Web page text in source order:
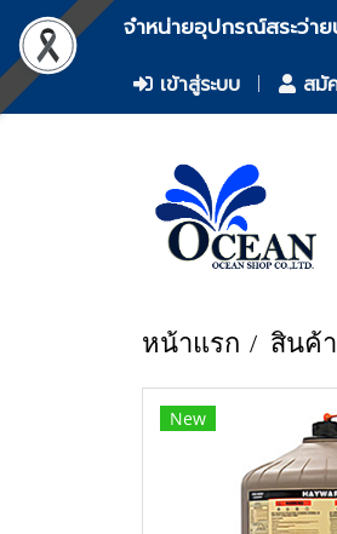
จำหน่ายอุปกรณ์สระว่า
เข้าสู่ระบบ สมั
หน้าแรก สินค้
New